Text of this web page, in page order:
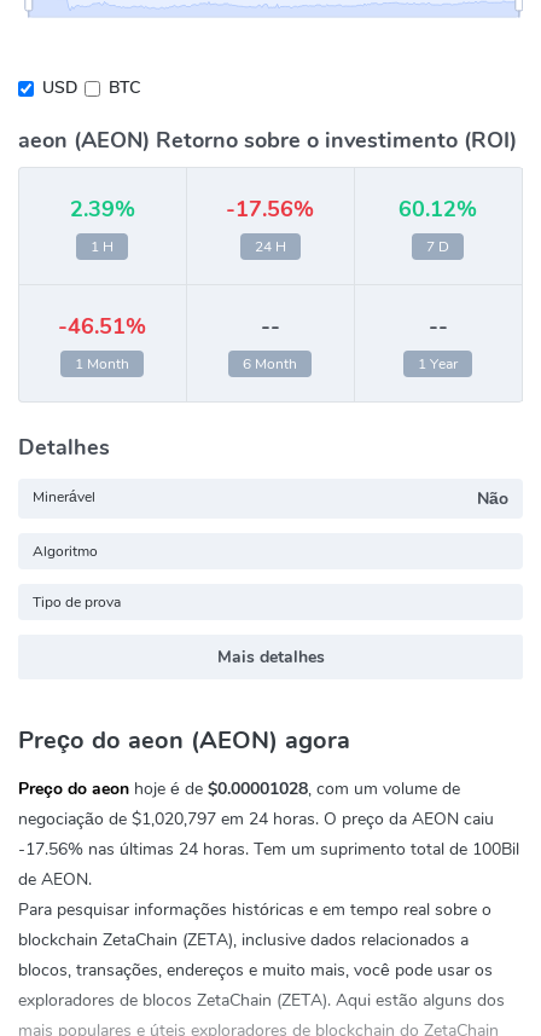
USD BTC
aeon (AEON) Retorno sobre o investimento (ROI)
2.39%
1 H
-17.56%
24 H
60.12%
7 D
-46.51%
1 Month
--
6 Month
--
1 Year
Detalhes
Minerável Não
Algoritmo
Tipo de prova
Mais detalhes
Preço do aeon (AEON) agora
Preço do aeon hoje é de $0.00001028, com um volume de
negociação de $1,020,797 em 24 horas. O preço da AEON caiu
-17.56% nas últimas 24 horas. Tem um suprimento total de 100Bil
de AEON.
Para pesquisar informações históricas e em tempo real sobre o
blockchain ZetaChain (ZETA), inclusive dados relacionados a
blocos, transações, endereços e muito mais, você pode usar os
exploradores de blocos ZetaChain (ZETA). Aqui estão alguns dos
mais populares e úteis exploradores de blockchain do ZetaChain